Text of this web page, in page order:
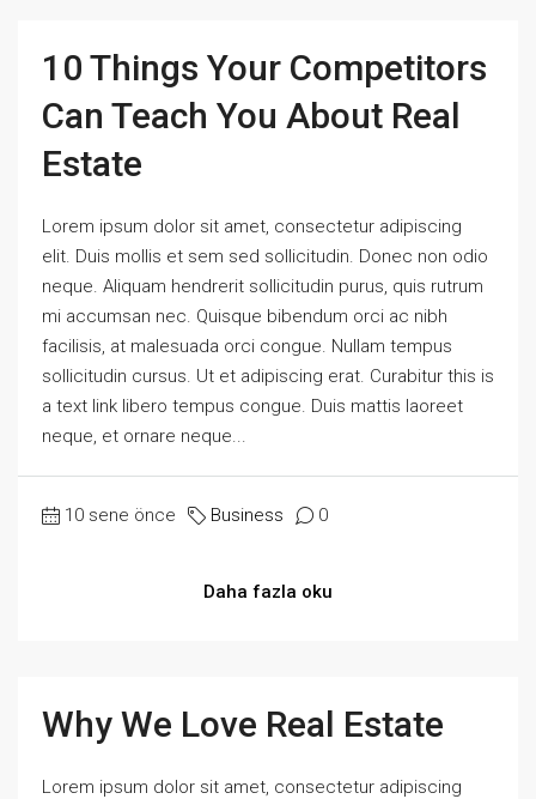
10 Things Your Competitors
Can Teach You About Real
Estate
Lorem ipsum dolor sit amet, consectetur adipiscing
elit. Duis mollis et sem sed sollicitudin. Donec non odio
neque. Aliquam hendrerit sollicitudin purus, quis rutrum
mi accumsan nec. Quisque bibendum orci ac nibh
facilisis, at malesuada orci congue. Nullam tempus
sollicitudin cursus. Ut et adipiscing erat. Curabitur this is
a text link libero tempus congue. Duis mattis laoreet
neque, et ornare neque...
10 sene önce Business 0
Daha fazla oku
Why We Love Real Estate
Lorem ipsum dolor sit amet, consectetur adipiscing